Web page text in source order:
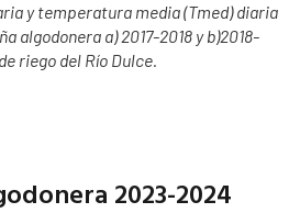
y temperatura media (Tmed) diaria
algodonera a) 2017-2018 y b)2018-
riego del Río Dulce.
2023-2024